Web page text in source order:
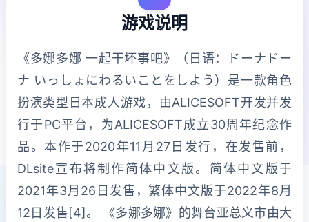
游戏说明
《多娜多娜 一起干坏事吧》（日语：ドーナドー
ナ いっしょにわるいことをしよう）是一款角色
扮演类型日本成人游戏，由ALICESOFT开发并发
行于PC平台，为ALICESOFT成立30周年纪念作
品。本作于2020年11月27日发行，在发售前，
DLsite宣布将制作简体中文版。简体中文版于
2021年3月26日发售，繁体中文版于2022年8月
12日发售[4]。 《多娜多娜》的舞台亚总义市由大